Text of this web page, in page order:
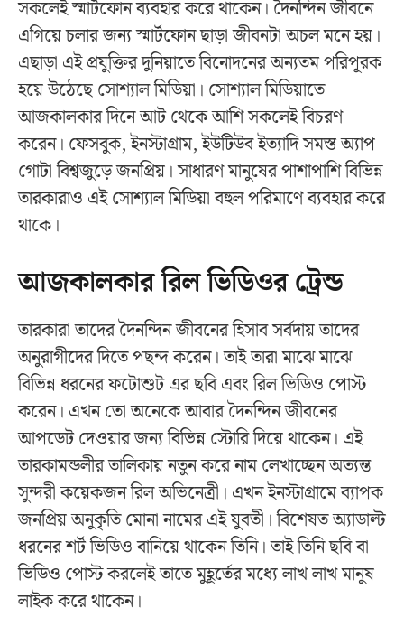
সকলেই স্মার্টফোন ব্যবহার করে থাকেন। দৈনন্দিন জীবনে
এগিয়ে চলার জন্য স্মার্টফোন ছাড়া জীবনটা অচল মনে হয়।
এছাড়া এই প্রযুক্তির দুনিয়াতে বিনোদনের অন্যতম পরিপূরক
হয়ে উঠেছে সোশ্যাল মিডিয়া। সোশ্যাল মিডিয়াতে
আজকালকার দিনে আট থেকে আশি সকলেই বিচরণ
করেন। ফেসবুক, ইনস্টাগ্রাম, ইউটিউব ইত্যাদি সমস্ত অ্যাপ
গোটা বিশ্বজুড়ে জনপ্রিয়। সাধারণ মানুষের পাশাপাশি বিভিন্ন
তারকারাও এই সোশ্যাল মিডিয়া বহুল পরিমাণে ব্যবহার করে
থাকে।
আজকালকার রিল ভিডিওর ট্রেন্ড
তারকারা তাদের দৈনন্দিন জীবনের হিসাব সর্বদায় তাদের
অনুরাগীদের দিতে পছন্দ করেন। তাই তারা মাঝে মাঝে
বিভিন্ন ধরনের ফটোশুট এর ছবি এবং রিল ভিডিও পোস্ট
করেন। এখন তো অনেকে আবার দৈনন্দিন জীবনের
আপডেট দেওয়ার জন্য বিভিন্ন স্টোরি দিয়ে থাকেন। এই
তারকামন্ডলীর তালিকায় নতুন করে নাম লেখাচ্ছেন অত্যন্ত
সুন্দরী কয়েকজন রিল অভিনেত্রী। এখন ইনস্টাগ্রামে ব্যাপক
জনপ্রিয় অনুকৃতি মোনা নামের এই যুবতী। বিশেষত অ্যাডাল্ট
ধরনের শর্ট ভিডিও বানিয়ে থাকেন তিনি। তাই তিনি ছবি বা
ভিডিও পোস্ট করলেই তাতে মুহূর্তের মধ্যে লাখ লাখ মানুষ
লাইক করে থাকেন।